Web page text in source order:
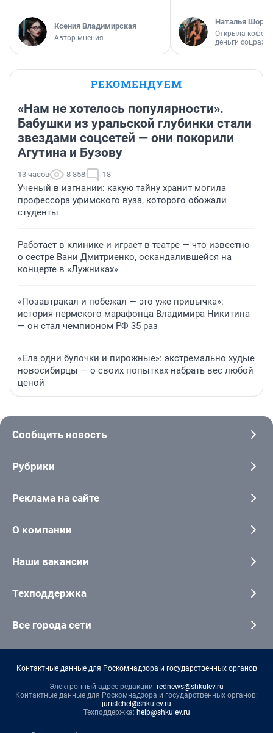
Ксения Владимирская
Автор мнения
Наталья
Открыла
деньги
РЕКОМЕНДУЕМ
«Нам не хотелось популярности».
Бабушки из уральской глубинки стали
звездами соцсетей — они покорили
Агутина и Бузову
13 часов 8 858 18
Ученый в изгнании: какую тайну хранит могила
профессора уфимского вуза, которого обожали
студенты
Работает в клинике и играет в театре — что известно
о сестре Вани Дмитриенко, оскандалившейся на
концерте в «Лужниках»
«Позавтракал и побежал — это уже привычка»:
история пермского марафонца Владимира Никитина
— он стал чемпионом РФ 35 раз
«Ела одни булочки и пирожные»: экстремально худые
новосибирцы — о своих попытках набрать вес любой
ценой
Сообщить новость
Рубрики
Реклама на сайте
О компании
Наши вакансии
Техподдержка
Все города сети
Контактные данные для Роскомнадзора и государственных органов
Электронный адрес редакции: rednews@shkulev.ru
Контактные данные для Роскомнадзора и государственных органов:
juristchel@shkulev.ru
Техподдержка: help@shkulev.ru